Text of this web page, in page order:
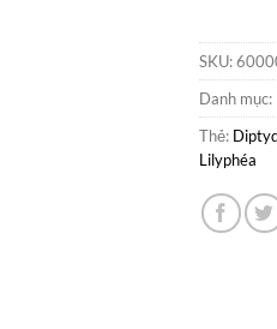
SKU:
Danh mục:
Thẻ:
Lilyphéa